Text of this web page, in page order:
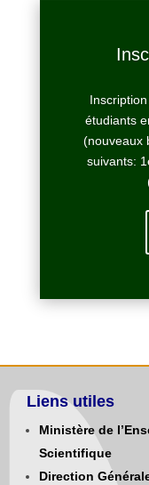
étudiants
(nouveaux
suivants:
Liens utiles
Ministère de
Scientifique
Direction